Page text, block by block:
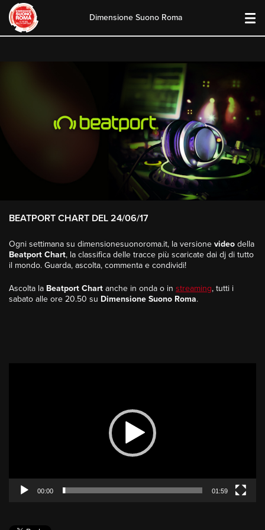
Dimensione Suono Roma
BEATPORT CHART DEL 24/06/17
Ogni settimana su dimensionesuonoroma.it, la versione video della
Beatport Chart, la classifica delle tracce più scaricate dai dj di tutto
il mondo. Guarda, ascolta, commenta e condividi!
Ascolta la Beatport Chart anche in onda o in streaming, tutti i
sabato alle ore 20.50 su Dimensione Suono Roma.
00:00 01:59